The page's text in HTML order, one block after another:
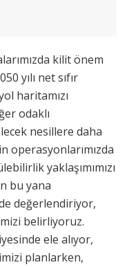
kilit önem
yılı net sıfır
haritamızı
odaklı
nesillere daha
operasyonlarımızda
yaklaşımımızı
bu yana
değerlendiriyor,
belirliyoruz.
ele alıyor,
planlarken,